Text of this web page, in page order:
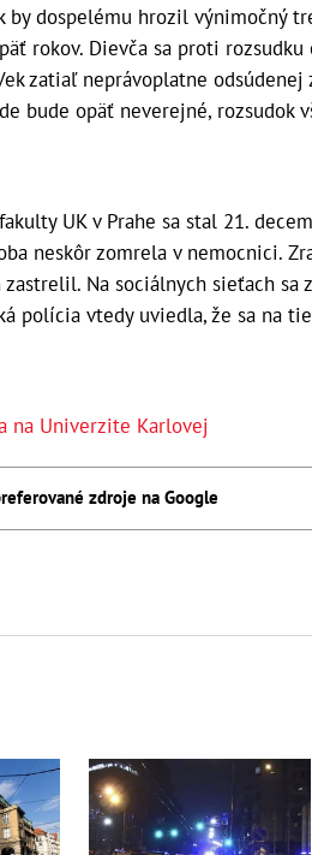
by dospelému hrozil výnimočný
rokov. Dievča sa proti rozsudku
zatiaľ neprávoplatne odsúdenej
bude opäť neverejné, rozsudok
UK v Prahe sa stal 21.
neskôr zomrela v nemocnici.
Na sociálnych sieťach sa
polícia vtedy uviedla, že sa na
na Univerzite Karlovej
zdroje na Google